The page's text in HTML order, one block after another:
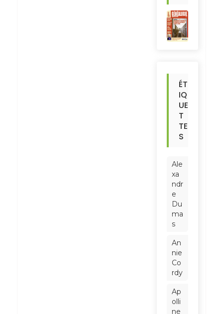
ÉT
IQ
UE
T
TE
S
Ale
xa
ndr
e
Du
ma
s
An
nie
Co
rdy
Ap
olli
ne